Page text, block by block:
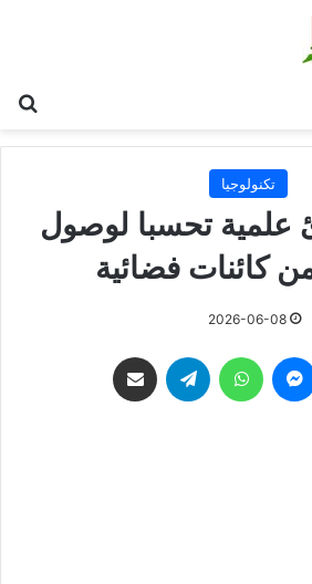
تكنولوجيا
تحسبا لوصول
كائنات فضائية
2026-06-08
ماسنجر واتساب تيلقرام